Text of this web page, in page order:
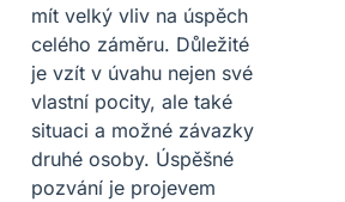
mít velký vliv na úspěch
celého záměru. Důležité
je vzít v úvahu nejen své
vlastní pocity, ale také
situaci a možné závazky
druhé osoby. Úspěšné
pozvání je projevem